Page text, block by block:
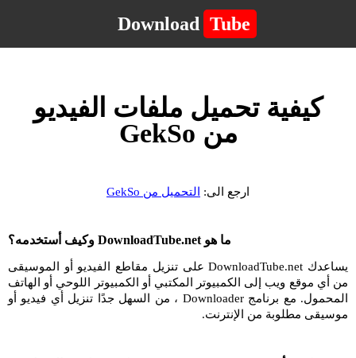
Download Tube
كيفية تحميل ملفات الفيديو
من GekSo
ارجع الى: التحميل من GekSo
ما هو DownloadTube.net وكيف أستخدمه؟
يساعدك DownloadTube.net على تنزيل مقاطع الفيديو أو الموسيقى
من أي موقع ويب إلى الكمبيوتر المكتبي أو الكمبيوتر اللوحي أو الهاتف
المحمول. مع برنامج Downloader ، من السهل جدًا تنزيل أي فيديو أو
موسيقى مطلوبة من الإنترنت.